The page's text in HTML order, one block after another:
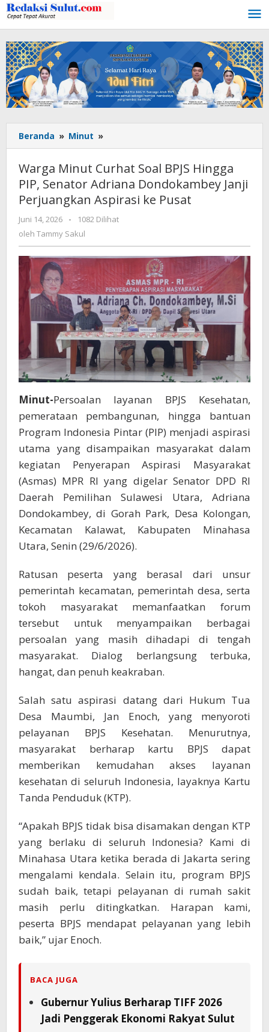
Lewati
ke
konten
Beranda » Minut »
Minut
Curhat
Soal
BPJS
Hingga
Senator
Dondokambey
Janji
Perjuangkan
Aspirasi
ke
Pusat
Warga Minut Curhat Soal BPJS Hingga
PIP, Senator Adriana Dondokambey Janji
Perjuangkan Aspirasi ke Pusat
Juni 14, 2026
oleh
Tammy
-
1082 Dilihat
oleh Tammy Sakul
Minut-Persoalan layanan BPJS Kesehatan,
pemerataan pembangunan, hingga bantuan
Program Indonesia Pintar (PIP) menjadi aspirasi
utama yang disampaikan masyarakat dalam
kegiatan Penyerapan Aspirasi Masyarakat
(Asmas) MPR RI yang digelar Senator DPD RI
Daerah Pemilihan Sulawesi Utara, Adriana
Dondokambey, di Gorah Park, Desa Kolongan,
Kecamatan Kalawat, Kabupaten Minahasa
Utara, Senin (29/6/2026).
Ratusan peserta yang berasal dari unsur
pemerintah kecamatan, pemerintah desa, serta
tokoh masyarakat memanfaatkan forum
tersebut untuk menyampaikan berbagai
persoalan yang masih dihadapi di tengah
masyarakat. Dialog berlangsung terbuka,
hangat, dan penuh keakraban.
Salah satu aspirasi datang dari Hukum Tua
Desa Maumbi, Jan Enoch, yang menyoroti
pelayanan BPJS Kesehatan. Menurutnya,
masyarakat berharap kartu BPJS dapat
memberikan kemudahan akses layanan
kesehatan di seluruh Indonesia, layaknya Kartu
Tanda Penduduk (KTP).
“Apakah BPJS tidak bisa disamakan dengan KTP
yang berlaku di seluruh Indonesia? Kami di
Minahasa Utara ketika berada di Jakarta sering
mengalami kendala. Selain itu, program BPJS
sudah baik, tetapi pelayanan di rumah sakit
masih perlu ditingkatkan. Harapan kami,
peserta BPJS mendapat pelayanan yang lebih
baik,” ujar Enoch.
BACA JUGA
Gubernur Yulius Berharap TIFF 2026
Jadi Penggerak Ekonomi Rakyat Sulut